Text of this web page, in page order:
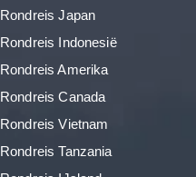
Rondreis Japan
Rondreis Indonesië
Rondreis Amerika
Rondreis Canada
Rondreis Vietnam
Rondreis Tanzania